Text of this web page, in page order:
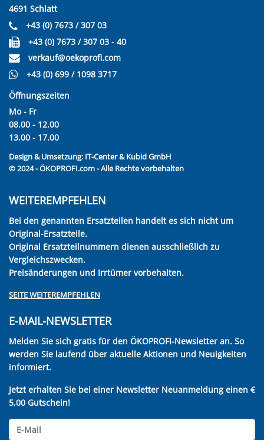
4691 Schlatt
+43 (0) 7673 / 307 03
+43 (0) 7673 / 307 03 - 40
verkauf@oekoprofi.com
+43 (0) 699 / 1098 3717
Öffnungszeiten
Mo - Fr
08.00 - 12.00
13.00 - 17.00
Design & Umsetzung: IT-Center & Kubid GmbH
© 2024 - ÖKOPROFI.com - Alle Rechte vorbehalten
WEITEREMPFEHLEN
Bei den genannten Ersatzteilen handelt es sich nicht um
Original-Ersatzteile.
Original Ersatzteilnummern dienen ausschließlich zu
Vergleichszwecken.
Preisänderungen und Irrtümer vorbehalten.
SEITE WEITEREMPFEHLEN
E-MAIL-NEWSLETTER
Melden Sie sich gratis für den ÖKOPROFI-Newsletter an. So
werden Sie laufend über aktuelle Aktionen und Neuigkeiten
informiert.
Jetzt erhalten Sie bei einer Newsletter Neuanmeldung einen €
5,00 Gutschein!